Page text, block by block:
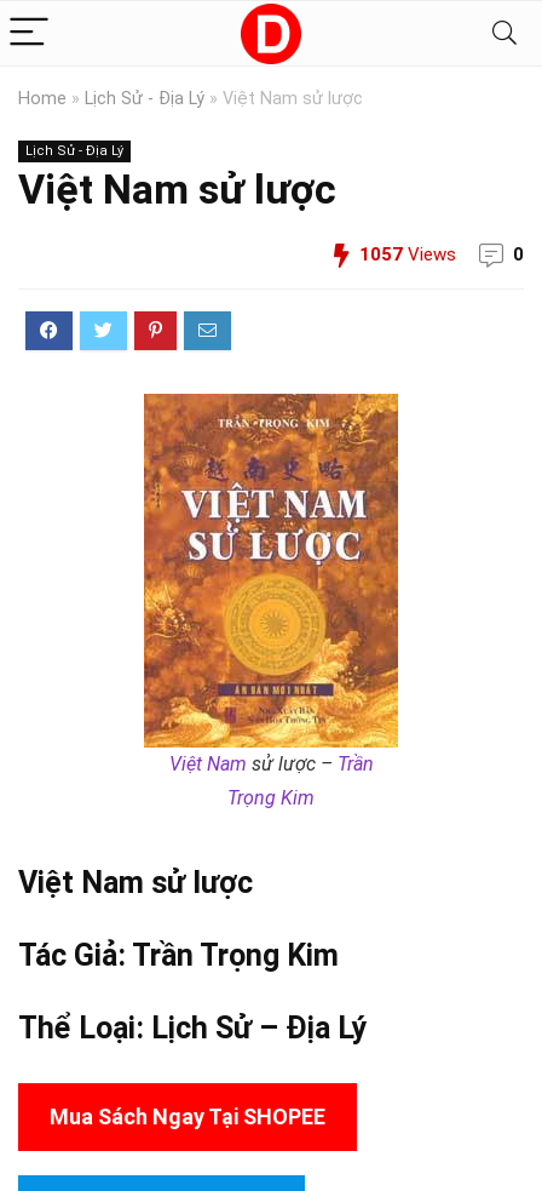
Home » Lịch Sử - Địa Lý » Việt Nam sử lược
Lịch Sử - Địa Lý
Việt Nam sử lược
1057 Views 0
Việt Nam sử lược – Trần
Trọng Kim
Việt Nam sử lược
Tác Giả: Trần Trọng Kim
Thể Loại: Lịch Sử – Địa Lý
Mua Sách Ngay Tại SHOPEE